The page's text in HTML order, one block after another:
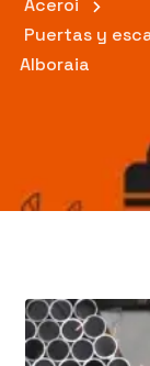
Aceroi
Puertas y
Alboraia